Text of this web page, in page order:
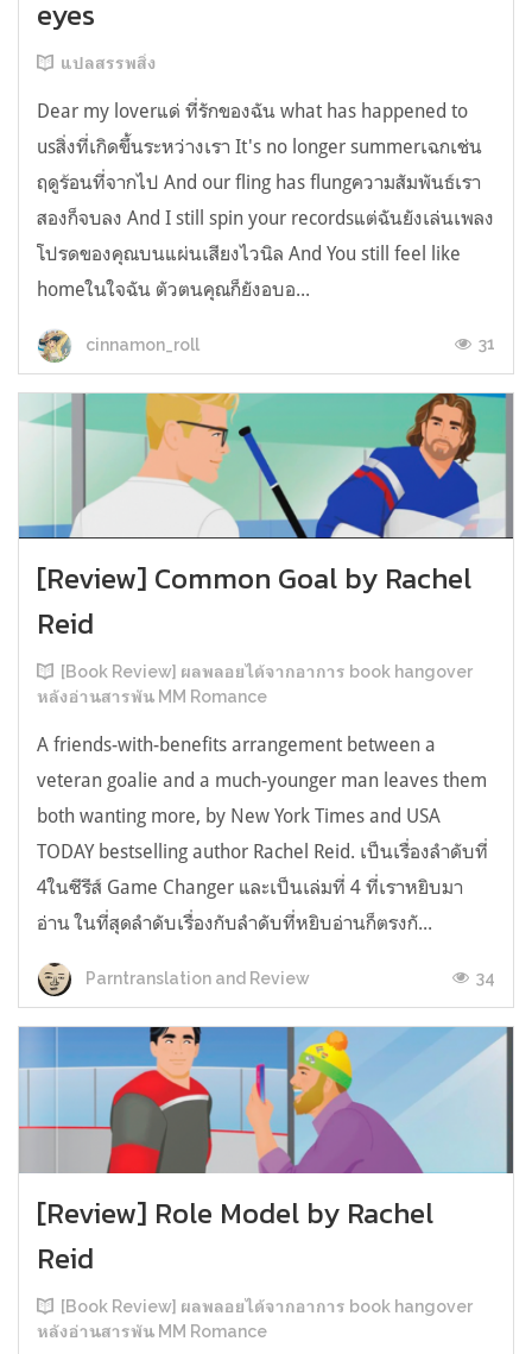
eyes
แปลสรรพสิ่ง
Dear my loverแด่ ที่รักของฉัน what has happened to
usสิ่งที่เกิดขึ้นระหว่างเรา It's no longer summerเฉกเช่น
ฤดูร้อนที่จากไป And our fling has flungความสัมพันธ์เรา
สองก็จบลง And I still spin your recordsแต่ฉันยังเล่นเพลง
โปรดของคุณบนแผ่นเสียงไวนิล And You still feel like
homeในใจฉัน ตัวตนคุณก็ยังอบอ...
cinnamon_roll 31
[Review] Common Goal by Rachel
Reid
[Book Review] ผลพลอยได้จากอาการ book hangover
หลังอ่านสารพัน MM Romance
A friends-with-benefits arrangement between a
veteran goalie and a much-younger man leaves them
both wanting more, by New York Times and USA
TODAY bestselling author Rachel Reid. เป็นเรื่องลำดับที่
4ในซีรีส์ Game Changer และเป็นเล่มที่ 4 ที่เราหยิบมา
อ่าน ในที่สุดลำดับเรื่องกับลำดับที่หยิบอ่านก็ตรงกั...
Parntranslation and Review 34
[Review] Role Model by Rachel
Reid
[Book Review] ผลพลอยได้จากอาการ book hangover
หลังอ่านสารพัน MM Romance